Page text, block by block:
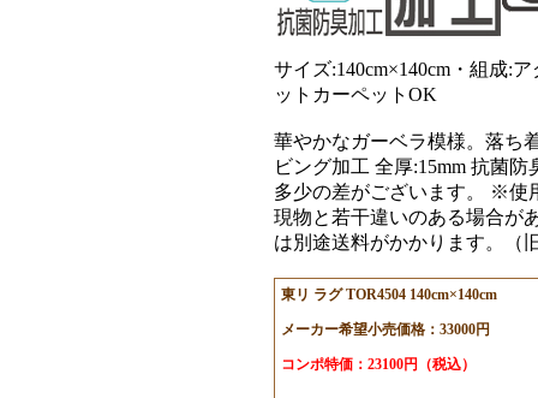
サイズ:140cm×140cm・組成:
ットカーペットOK
華やかなガーベラ模様。落ち
ビング加工 全厚:15mm 抗菌
多少の差がございます。 ※使
現物と若干違いのある場合
は別途送料がかかります。（
東リ ラグ TOR4504 140cm×140cm
メーカー希望小売価格：33000円
コンポ特価：23100円（税込）